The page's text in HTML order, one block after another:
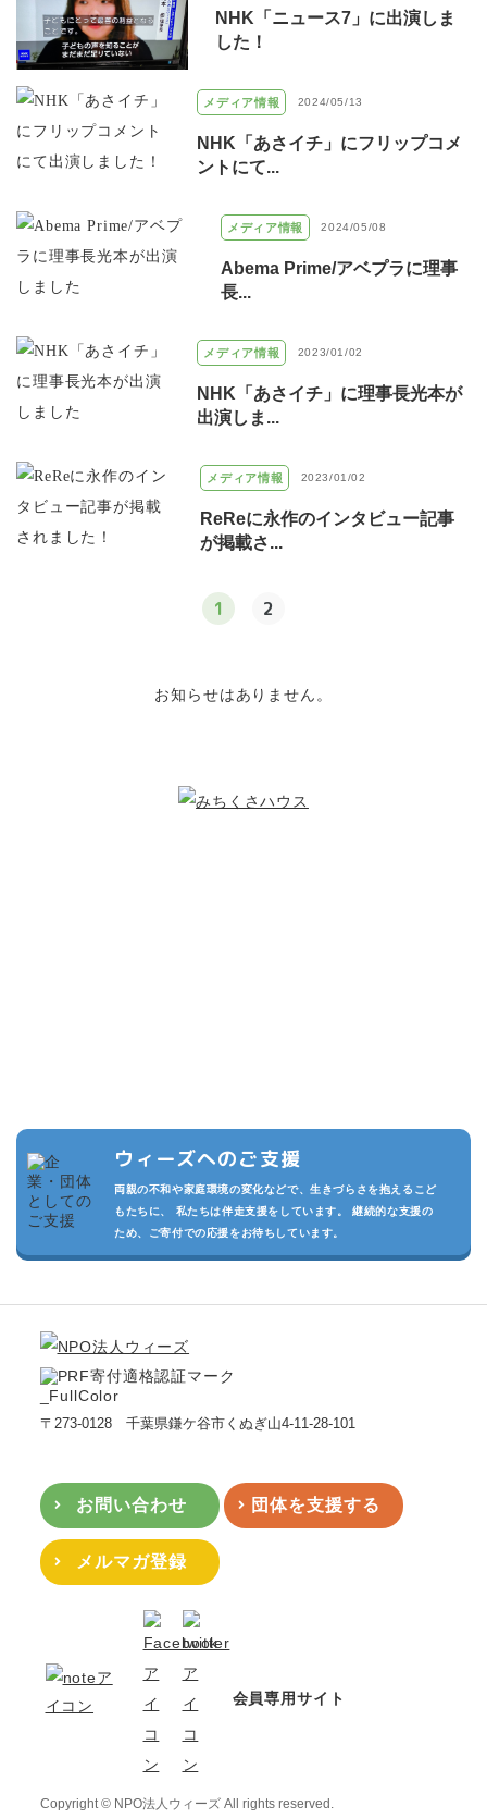
NHK「ニュース7」に出演しま
した！
メディア情報 2024/05/13
NHK「あさイチ」にフリップコメ
ントにて...
メディア情報 2024/05/08
Abema Prime/アベプラに理事
長...
メディア情報 2023/01/02
NHK「あさイチ」に理事長光本が
出演しま...
メディア情報 2023/01/02
ReReに永作のインタビュー記事
が掲載さ...
1 2
お知らせはありません。
ウィーズへのご支援
両親の不和や家庭環境の変化などで、生きづらさを抱えるこど
もたちに、 私たちは伴走支援をしています。 継続的な支援の
ため、ご寄付での応援をお待ちしています。
〒273-0128 千葉県鎌ケ谷市くぬぎ山4-11-28-101
お問い合わせ 団体を支援する
メルマガ登録
会員専用サイト
Copyright © NPO法人ウィーズ All rights reserved.